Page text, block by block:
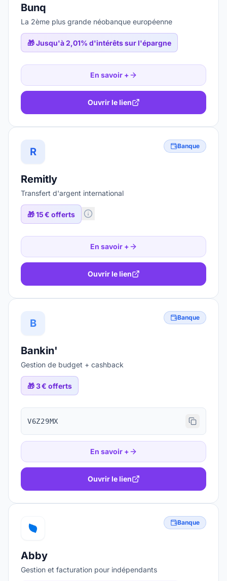
Bunq
La 2ème plus grande néobanque européenne
🎁Jusqu'à 2,01% d'intérêts sur l'épargne
En savoir +
Ouvrir le lien
R Banque
Remitly
Transfert d'argent international
🎁15 € offerts
En savoir +
Ouvrir le lien
B Banque
Bankin'
Gestion de budget + cashback
🎁3 € offerts
V6Z29MX
En savoir +
Ouvrir le lien
Banque
Abby
Gestion et facturation pour indépendants